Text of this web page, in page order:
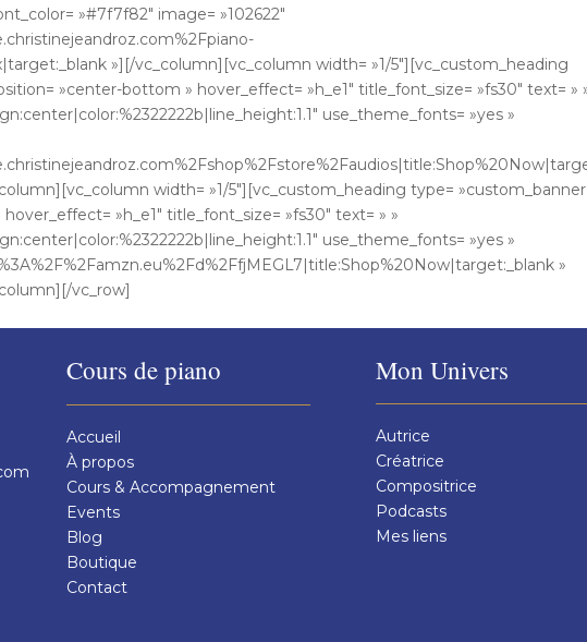
»#7f7f82″ image= »102622″
»][/vc_column][vc_column width= »1/5″][vc_custom_heading
»center-bottom » hover_effect= »h_e1″ title_font_size= »fs30″ text= »
use_theme_fonts= »yes »
width= »1/5″][vc_custom_heading type= »custom_banner
»h_e1″ title_font_size= »fs30″ text= » »
use_theme_fonts= »yes »
»
vc_row]
Cours de piano
Accueil
À propos
Cours & Accompagnement
Events
Blog
Boutique
Contact
Mon Univers
Autrice
Créatrice
Compositrice
Podcasts
Mes liens